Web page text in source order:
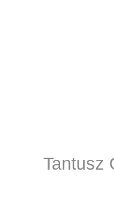
Tantusz